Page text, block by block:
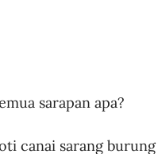
sarapan apa?
canai sarang